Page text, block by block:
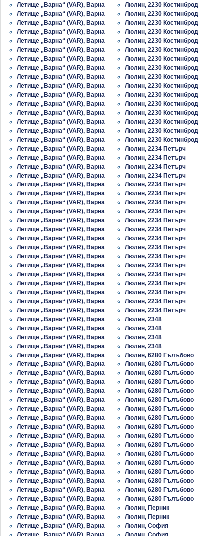
Летище „Варна“ (VAR), Варна
Летище „Варна“ (VAR), Варна
Летище „Варна“ (VAR), Варна
Летище „Варна“ (VAR), Варна
Летище „Варна“ (VAR), Варна
Летище „Варна“ (VAR), Варна
Летище „Варна“ (VAR), Варна
Летище „Варна“ (VAR), Варна
Летище „Варна“ (VAR), Варна
Летище „Варна“ (VAR), Варна
Летище „Варна“ (VAR), Варна
Летище „Варна“ (VAR), Варна
Летище „Варна“ (VAR), Варна
Летище „Варна“ (VAR), Варна
Летище „Варна“ (VAR), Варна
Летище „Варна“ (VAR), Варна
Летище „Варна“ (VAR), Варна
Летище „Варна“ (VAR), Варна
Летище „Варна“ (VAR), Варна
Летище „Варна“ (VAR), Варна
Летище „Варна“ (VAR), Варна
Летище „Варна“ (VAR), Варна
Летище „Варна“ (VAR), Варна
Летище „Варна“ (VAR), Варна
Летище „Варна“ (VAR), Варна
Летище „Варна“ (VAR), Варна
Летище „Варна“ (VAR), Варна
Летище „Варна“ (VAR), Варна
Летище „Варна“ (VAR), Варна
Летище „Варна“ (VAR), Варна
Летище „Варна“ (VAR), Варна
Летище „Варна“ (VAR), Варна
Летище „Варна“ (VAR), Варна
Летище „Варна“ (VAR), Варна
Летище „Варна“ (VAR), Варна
Летище „Варна“ (VAR), Варна
Летище „Варна“ (VAR), Варна
Летище „Варна“ (VAR), Варна
Летище „Варна“ (VAR), Варна
Летище „Варна“ (VAR), Варна
Летище „Варна“ (VAR), Варна
Летище „Варна“ (VAR), Варна
Летище „Варна“ (VAR), Варна
Летище „Варна“ (VAR), Варна
Летище „Варна“ (VAR), Варна
Летище „Варна“ (VAR), Варна
Летище „Варна“ (VAR), Варна
Летище „Варна“ (VAR), Варна
Летище „Варна“ (VAR), Варна
Летище „Варна“ (VAR), Варна
Летище „Варна“ (VAR), Варна
Летище „Варна“ (VAR), Варна
Летище „Варна“ (VAR), Варна
Летище „Варна“ (VAR), Варна
Летище „Варна“ (VAR), Варна
Летище „Варна“ (VAR), Варна
Летище „Варна“ (VAR), Варна
Летище „Варна“ (VAR), Варна
Летище „Варна“ (VAR), Варна
Летище „Варна“ (VAR), Варна
Люлин, 2230 Костинброд
Люлин, 2230 Костинброд
Люлин, 2230 Костинброд
Люлин, 2230 Костинброд
Люлин, 2230 Костинброд
Люлин, 2230 Костинброд
Люлин, 2230 Костинброд
Люлин, 2230 Костинброд
Люлин, 2230 Костинброд
Люлин, 2230 Костинброд
Люлин, 2230 Костинброд
Люлин, 2230 Костинброд
Люлин, 2230 Костинброд
Люлин, 2230 Костинброд
Люлин, 2230 Костинброд
Люлин, 2230 Костинброд
Люлин, 2234 Петърч
Люлин, 2234 Петърч
Люлин, 2234 Петърч
Люлин, 2234 Петърч
Люлин, 2234 Петърч
Люлин, 2234 Петърч
Люлин, 2234 Петърч
Люлин, 2234 Петърч
Люлин, 2234 Петърч
Люлин, 2234 Петърч
Люлин, 2234 Петърч
Люлин, 2234 Петърч
Люлин, 2234 Петърч
Люлин, 2234 Петърч
Люлин, 2234 Петърч
Люлин, 2234 Петърч
Люлин, 2234 Петърч
Люлин, 2234 Петърч
Люлин, 2234 Петърч
Люлин, 2348
Люлин, 2348
Люлин, 2348
Люлин, 2348
Люлин, 6280 Гълъбово
Люлин, 6280 Гълъбово
Люлин, 6280 Гълъбово
Люлин, 6280 Гълъбово
Люлин, 6280 Гълъбово
Люлин, 6280 Гълъбово
Люлин, 6280 Гълъбово
Люлин, 6280 Гълъбово
Люлин, 6280 Гълъбово
Люлин, 6280 Гълъбово
Люлин, 6280 Гълъбово
Люлин, 6280 Гълъбово
Люлин, 6280 Гълъбово
Люлин, 6280 Гълъбово
Люлин, 6280 Гълъбово
Люлин, 6280 Гълъбово
Люлин, 6280 Гълъбово
Люлин, Перник
Люлин, Перник
Люлин, София
Люлин, София